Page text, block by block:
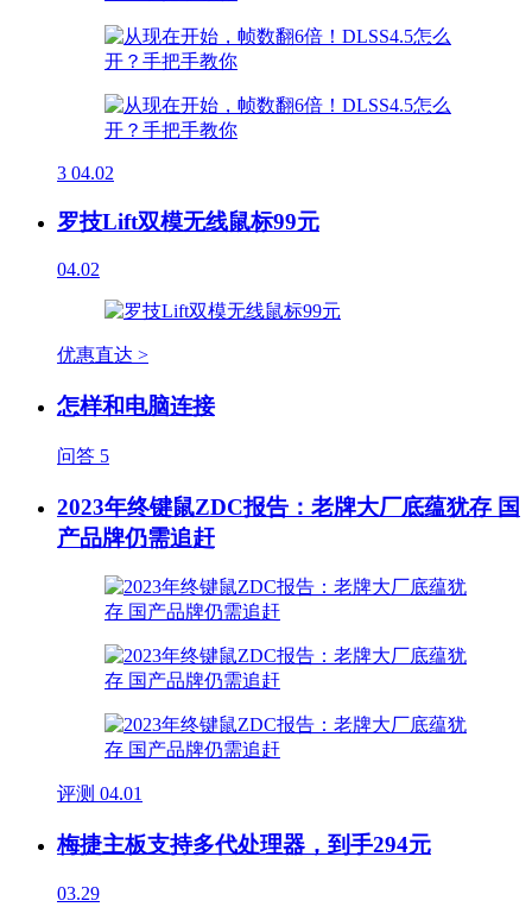
3 04.02
罗技Lift双模无线鼠标99元
04.02
优惠直达 >
怎样和电脑连接
问答 5
2023年终键鼠ZDC报告：老牌大厂底蕴犹存 国
产品牌仍需追赶
评测 04.01
梅捷主板支持多代处理器，到手294元
03.29